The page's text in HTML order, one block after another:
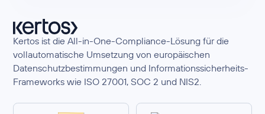
Kertos ist die All-in-One-Compliance-Lösung für die
vollautomatische Umsetzung von europäischen
Datenschutzbestimmungen und Informationssicherheits-
Frameworks wie ISO 27001, SOC 2 und NIS2.